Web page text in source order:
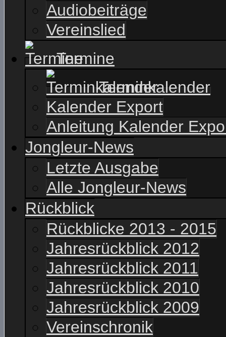
Audiobeiträge
Vereinslied
Termine
Terminkalender
Kalender Export
Anleitung Kalender
Jongleur-News
Letzte Ausgabe
Alle Jongleur-News
Rückblick
Rückblicke 2013 - 2015
Jahresrückblick 2012
Jahresrückblick 2011
Jahresrückblick 2010
Jahresrückblick 2009
Vereinschronik